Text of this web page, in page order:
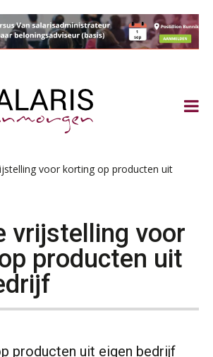
voor korting op producten uit
vrijstelling voor
producten uit
producten uit eigen bedrijf